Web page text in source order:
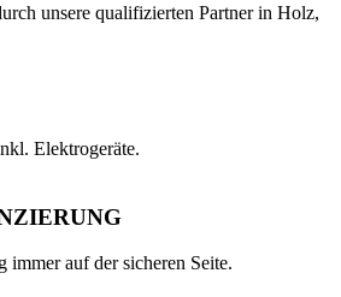
unsere qualifizierten Partner in Holz,
Elektrogeräte.
immer auf der sicheren Seite.